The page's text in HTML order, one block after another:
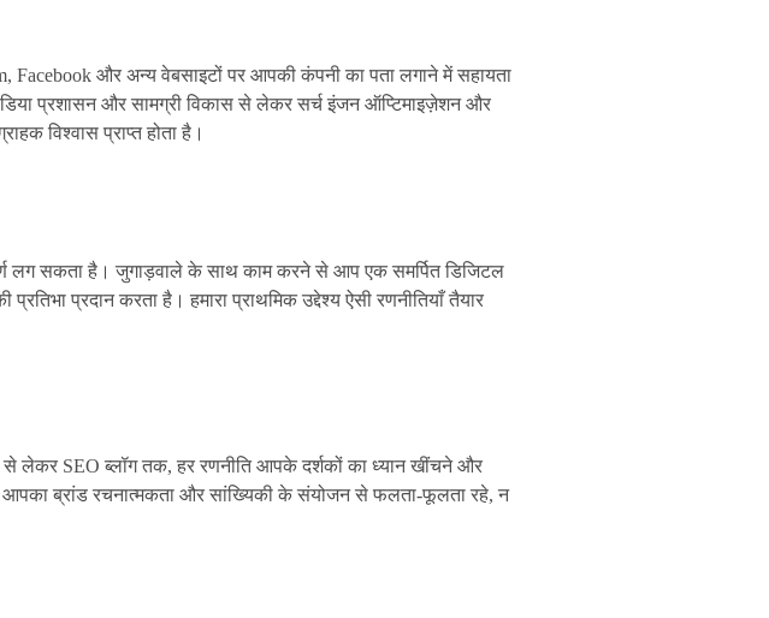
Facebook और अन्य वेबसाइटों पर आपकी कंपनी का पता लगाने में सहायता
प्रशासन और सामग्री विकास से लेकर सर्च इंजन ऑप्टिमाइज़ेशन और
विश्वास प्राप्त होता है।
लग सकता है। जुगाड़वाले के साथ काम करने से आप एक समर्पित डिजिटल
प्रदान करता है। हमारा प्राथमिक उद्देश्य ऐसी रणनीतियाँ तैयार
लेकर SEO ब्लॉग तक, हर रणनीति आपके दर्शकों का ध्यान खींचने और
ब्रांड रचनात्मकता और सांख्यिकी के संयोजन से फलता-फूलता रहे, न